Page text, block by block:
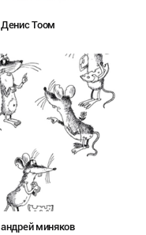
Денис Тоом
андрей миняков